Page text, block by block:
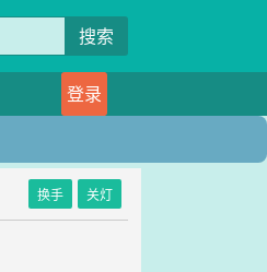
搜索
登录
换手 关灯